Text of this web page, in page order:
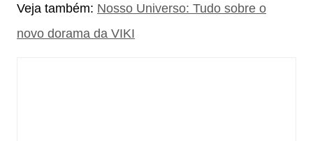
Veja também: Nosso Universo: Tudo sobre o
novo dorama da VIKI